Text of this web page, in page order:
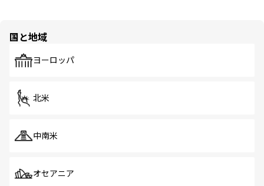
国と地域
ヨーロッパ
北米
中南米
オセアニア